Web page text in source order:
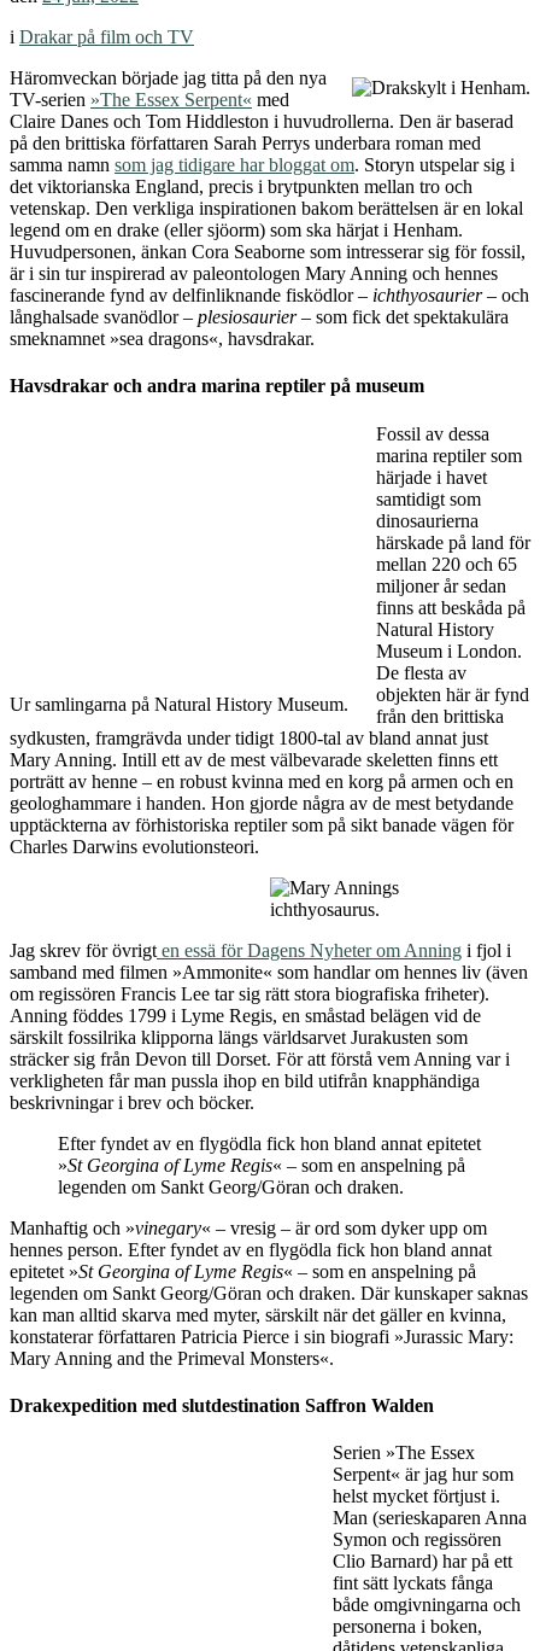
Tack till Johnny Swaters, Fons Verdonck och Sanne Verdonk som
tog sig tid att träffa oss och försåg mig med ett digert faktamaterial
om Draaksteken.
Essexormen slingrar vidare som serie
AvJohanna
den24 juli, 2022
iDrakar på film och TV
Häromveckan började jag titta på den nya
TV-serien»The Essex Serpent«med
Claire Danes och Tom Hiddleston i huvudrollerna. Den är baserad
samma namnsom jag tidigare har bloggat om . Storyn utspelar sig i
vetenskap. Den verkliga inspirationen bakom berättelsen är en lokal
legend om en drake (eller sjöorm) som ska härjat i Henham.
Huvudpersonen, änkan Cora Seaborne som intresserar sig för fossil,
är i sin tur inspirerad av paleontologen Mary Anning och hennes
ichthyosaurier
– som fick det spektakulära
Havsdrakar och andra marina reptiler på museum
Ur samlingarna på Natural History Museum.
Fossil av dessa
marina reptiler som
härjade i havet
samtidigt som
dinosaurierna
härskade på land för
mellan 220 och 65
miljoner år sedan
finns att beskåda på
De flesta av
objekten här är fynd
sydkusten, framgrävda under tidigt 1800-tal av bland annat just
Mary Anning. Intill ett av de mest välbevarade skeletten finns ett
porträtt av henne – en robust kvinna med en korg på armen och en
geologhammare i handen. Hon gjorde några av de mest betydande
upptäckterna av förhistoriska reptiler som på sikt banade vägen för
Charles Darwins evolutionsteori.
Jag skrev för övrigten essä för Dagens Nyheter om Anningi fjol i
samband med filmen »Ammonite« som handlar om hennes liv (även
Anning föddes 1799 i Lyme Regis, en småstad belägen vid de
särskilt fossilrika klipporna längs världsarvet Jurakusten som
sträcker sig från Devon till Dorset. För att förstå vem Anning var i
verkligheten får man pussla ihop en bild utifrån knapphändiga
beskrivningar i brev och böcker.
Efter fyndet av en flygödla fick hon bland annat epitetet
legenden om Sankt Georg/Göran och draken.
« – vresig – är ord som dyker upp om
hennes person. Efter fyndet av en flygödla fick hon bland annat
« – som en anspelning på
legenden om Sankt Georg/Göran och draken. Där kunskaper saknas
kan man alltid skarva med myter, särskilt när det gäller en kvinna,
konstaterar författaren Patricia Pierce i sin biografi »Jurassic Mary:
Mary Anning and the Primeval Monsters«.
Drakexpedition med slutdestination Saffron Walden